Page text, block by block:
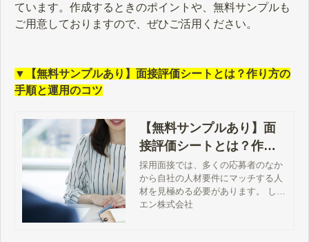
ています。作成するときのポイントや、無料サンプルも
ご用意しておりますので、ぜひご活用ください。
▼【無料サンプルあり】面接評価シートとは？作り方の
手順と運用のコツ
【無料サンプルあり】面
接評価シートとは？作り
方の手順と運用のコツ
採用面接では、多くの応募者のなか
から自社の人材要件にマッチする人
材を見極める必要があります。 しか
し、「面接官の勘や経験などの主観
エン株式会社